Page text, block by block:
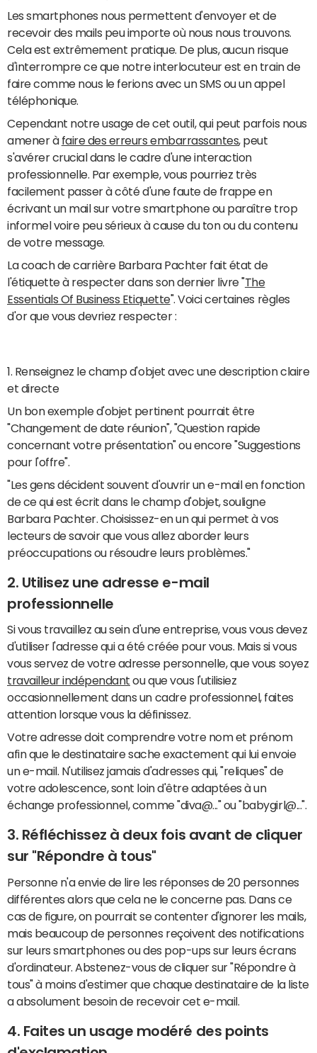
Les smartphones nous permettent d'envoyer et de
recevoir des mails peu importe où nous nous trouvons.
Cela est extrêmement pratique. De plus, aucun risque
d'interrompre ce que notre interlocuteur est en train de
faire comme nous le ferions avec un SMS ou un appel
téléphonique.
Cependant notre usage de cet outil, qui peut parfois nous
amener à faire des erreurs embarrassantes, peut
s'avérer crucial dans le cadre d'une interaction
professionnelle. Par exemple, vous pourriez très
facilement passer à côté d'une faute de frappe en
écrivant un mail sur votre smartphone ou paraître trop
informel voire peu sérieux à cause du ton ou du contenu
de votre message.
La coach de carrière Barbara Pachter fait état de
l'étiquette à respecter dans son dernier livre "The
Essentials Of Business Etiquette". Voici certaines règles
d'or que vous devriez respecter :
1. Renseignez le champ d'objet avec une description claire
et directe
Un bon exemple d'objet pertinent pourrait être
"Changement de date réunion", "Question rapide
concernant votre présentation" ou encore "Suggestions
pour l'offre".
"Les gens décident souvent d'ouvrir un e-mail en fonction
de ce qui est écrit dans le champ d'objet, souligne
Barbara Pachter. Choisissez-en un qui permet à vos
lecteurs de savoir que vous allez aborder leurs
préoccupations ou résoudre leurs problèmes."
2. Utilisez une adresse e-mail
professionnelle
Si vous travaillez au sein d'une entreprise, vous vous devez
d'utiliser l'adresse qui a été créée pour vous. Mais si vous
vous servez de votre adresse personnelle, que vous soyez
travailleur indépendant ou que vous l'utilisiez
occasionnellement dans un cadre professionnel, faites
attention lorsque vous la définissez.
Votre adresse doit comprendre votre nom et prénom
afin que le destinataire sache exactement qui lui envoie
un e-mail. N'utilisez jamais d'adresses qui, "reliques" de
votre adolescence, sont loin d'être adaptées à un
échange professionnel, comme "diva@..." ou "babygirl@...".
3. Réfléchissez à deux fois avant de cliquer
sur "Répondre à tous"
Personne n'a envie de lire les réponses de 20 personnes
différentes alors que cela ne le concerne pas. Dans ce
cas de figure, on pourrait se contenter d'ignorer les mails,
mais beaucoup de personnes reçoivent des notifications
sur leurs smartphones ou des pop-ups sur leurs écrans
d'ordinateur. Abstenez-vous de cliquer sur "Répondre à
tous" à moins d'estimer que chaque destinataire de la liste
a absolument besoin de recevoir cet e-mail.
4. Faites un usage modéré des points